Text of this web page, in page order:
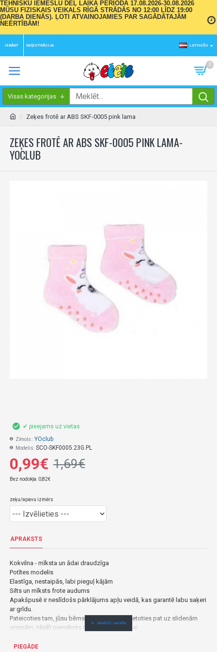
TEHNISKU IEMESLU DĒĻ LAIKA PERIODĀ 17.08.2026-30.08.2026
MŪSU FIZISKAIS VEIKALS RĪGĀ STRĀDĀS NO 12:00 LĪDZ 19:00
(DARBA DIENĀS). ĻOTI ATVAINOJAMIES PAR SAGĀDĀTAJĀM
NEĒRTĪBĀM!
IENĀKT REĢISTRĀCIJA LATVIEŠU
0
Visas kategorijas
Zeķes frotē ar ABS SKF-0005 pink lama
ZEĶES FROTĒ AR ABS SKF-0005 PINK LAMA-
YOCLUB
0,99€ 1,69€
Bez nodokļa: 0,82€
✔ pieejams uz vietas
Zīmols:: YOclub
Modelis: SCO-SKF0005.23G.PL
zeķu/apavu izmērs
APRAKSTS
Kokvilna - mīksta un ādai draudzīga
Potītes modelis
Elastīga, nestaipās, labi pieguļ kājām
Silts un mīksts frote audums
Apakšpusē ir neslīdošs pārklājums apļu veidā, kas garantē labu saķeri
ar grīdu.
Pateicoties tam, jūsu bērns varēs droši pārvietoties pat uz slidenām
virsmām. Ideāli piemērots ikdienas valkāšanai.
PIEGĀDE